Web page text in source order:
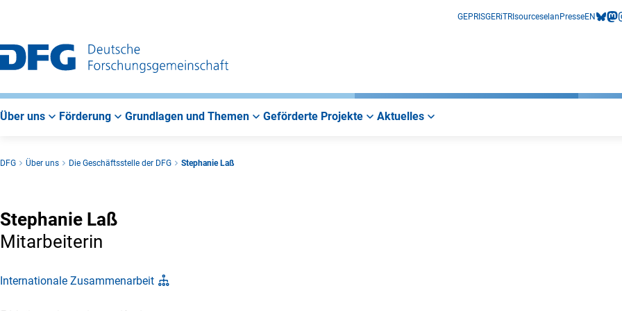
GEPRISGERiTRIsourceselan PresseEN
Über uns Förderung Grundlagen und Themen Geförderte Projekte Aktuelles
DFG Über uns Die Geschäftsstelle der DFG Stephanie Laß
Stephanie Laß
Mitarbeiterin
Internationale Zusammenarbeit